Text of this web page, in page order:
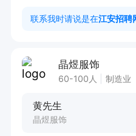
3.月休2天
联系我时请说是在江安招聘
晶煜服饰
60-100人 制造业
黄先生
晶煜服饰